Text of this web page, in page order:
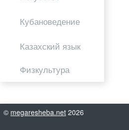
Кубановедение
Казахский язык
Физкультура
© megaresheba.net 2026